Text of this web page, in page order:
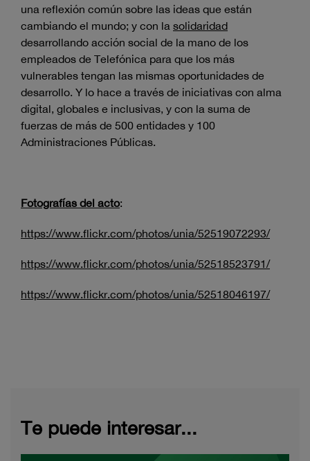
una reflexión común sobre las ideas que están
cambiando el mundo; y con la solidaridad
desarrollando acción social de la mano de los
empleados de Telefónica para que los más
vulnerables tengan las mismas oportunidades de
desarrollo. Y lo hace a través de iniciativas con alma
digital, globales e inclusivas, y con la suma de
fuerzas de más de 500 entidades y 100
Administraciones Públicas.
Fotografías del acto:
https://www.flickr.com/photos/unia/52519072293/
https://www.flickr.com/photos/unia/52518523791/
https://www.flickr.com/photos/unia/52518046197/
Te puede interesar...